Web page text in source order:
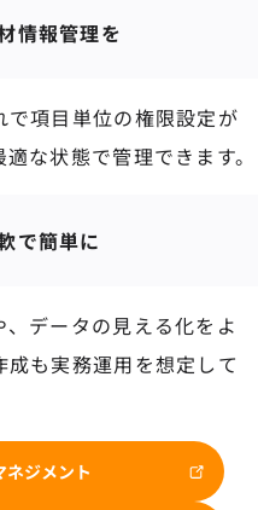
情報管理を
項目単位の権限設定が
な状態で管理できます。
で簡単に
データの見える化をよ
も実務運用を想定して
ジメント